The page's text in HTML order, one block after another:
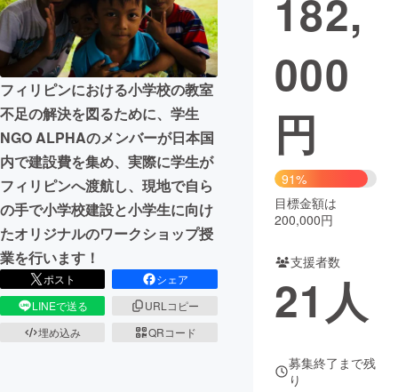
テクノロジー・ガジェット ゲーム・サ
映像・映画
ビジネス・起業
まちづくり・地域活性化
CAMPFIRE for Social Good
CAMPFIRE Creation
CAMPFIREふるさと納税machi-ya コミュニティ
フィリピンにおける小学校の教室
不足の解決を図るために、学生
NGO ALPHAのメンバーが日本国
内で建設費を集め、実際に学生が
フィリピンへ渡航し、現地で自ら
の手で小学校建設と小学生に向け
たオリジナルのワークショップ授
業を行います！
ポスト
シェア
LINEで送る
URLコピー
埋め込み
QRコード
182,
000
円
91%
目標金額は
200,000円
支援者数
21 人
募集終了まで残
り